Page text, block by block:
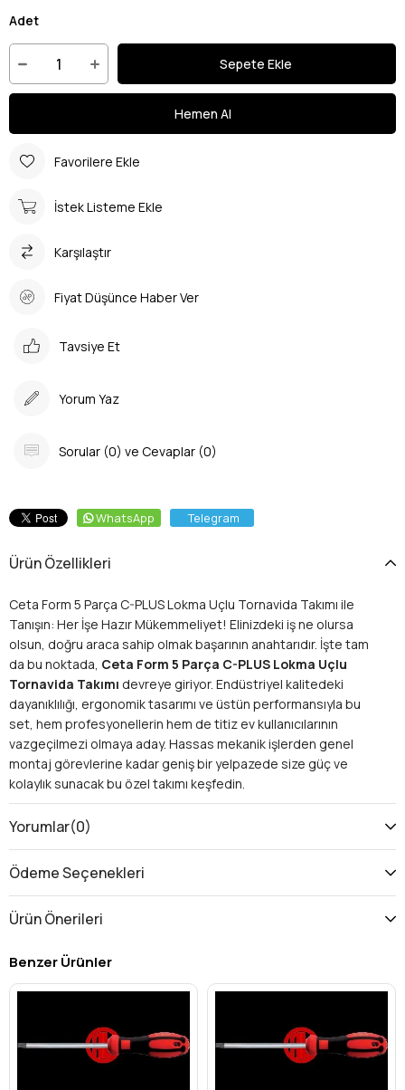
Adet
Favorilere Ekle
İstek Listeme Ekle
Karşılaştır
Fiyat Düşünce Haber Ver
Tavsiye Et
Yorum Yaz
Sorular (0) ve Cevaplar (0)
WhatsApp Telegram
Ürün Özellikleri
Ceta Form 5 Parça C-PLUS Lokma Uçlu Tornavida Takımı ile
Tanışın: Her İşe Hazır Mükemmeliyet! Elinizdeki iş ne olursa
olsun, doğru araca sahip olmak başarının anahtarıdır. İşte tam
da bu noktada, Ceta Form 5 Parça C-PLUS Lokma Uçlu
Tornavida Takımı devreye giriyor. Endüstriyel kalitedeki
dayanıklılığı, ergonomik tasarımı ve üstün performansıyla bu
set, hem profesyonellerin hem de titiz ev kullanıcılarının
vazgeçilmezi olmaya aday. Hassas mekanik işlerden genel
montaj görevlerine kadar geniş bir yelpazede size güç ve
kolaylık sunacak bu özel takımı keşfedin.
Neden Ceta Form C-PLUS Lokma Uçlu
Tornavida Takımı?
verimliliğinizi artıran, projelerinizi hızlandıran ve uzun vadede
size tasarruf sağlayan akıllı bir yatırımdır.
elektronik tamirine, mobilya montajından beyaz eşya
vidalamagerektiren uygulamalarda üstün performans
sunar. Buprofesyonel tornavida takımı, en zorlu
Geniş Kullanım Alanı:
Evde küçük tamiratlardan atölye
ortamındaki kompleks projelere dek, farklı boyutlardaki
lokma uçları sayesinde çeşitli bağlantı elemanları
Yorumlar(0)
Ödeme Seçenekleri
Ürün Önerileri
Benzer Ürünler